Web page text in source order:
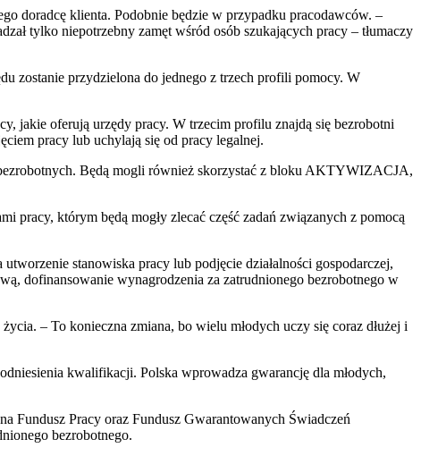
doradcę klienta. Podobnie będzie w przypadku pracodawców. –
tylko niepotrzebny zamęt wśród osób szukających pracy – tłumaczy
zostanie przydzielona do jednego z trzech profili pomocy. W
jakie oferują urzędy pracy. W trzecim profilu znajdą się bezrobotni
pracy lub uchylają się od pracy legalnej.
Będą mogli również skorzystać z bloku AKTYWIZACJA,
pracy, którym będą mogły zlecać część zadań związanych z pomocą
stanowiska pracy lub podjęcie działalności gospodarczej,
dofinansowanie wynagrodzenia za zatrudnionego bezrobotnego w
– To konieczna zmiana, bo wielu młodych uczy się coraz dłużej i
kwalifikacji. Polska wprowadza gwarancję dla młodych,
Fundusz Pracy oraz Fundusz Gwarantowanych Świadczeń
bezrobotnego.